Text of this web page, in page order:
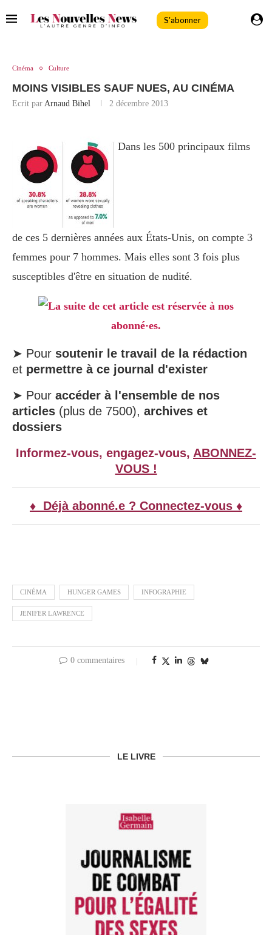
S'abonner
Cinéma Culture
MOINS VISIBLES SAUF NUES, AU CINÉMA
Ecrit par Arnaud Bihel 2 décembre 2013
Dans les 500 principaux films
de ces 5 dernières années aux États-Unis, on compte 3
femmes pour 7 hommes. Mais elles sont 3 fois plus
susceptibles d'être en situation de nudité.
La suite de cet article est réservée à nos
abonné·es.
➤ Pour soutenir le travail de la rédaction
et permettre à ce journal d'exister
➤ Pour accéder à l'ensemble de nos
articles (plus de 7500), archives et
dossiers
Informez-vous, engagez-vous, ABONNEZ-
VOUS !
♦ Déjà abonné.e ? Connectez-vous ♦
CINÉMA HUNGER GAMES INFOGRAPHIE
JENIFER LAWRENCE
0 commentaires
LE LIVRE